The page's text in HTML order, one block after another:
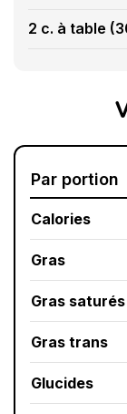
2 c. à table
Par portion
Calories
Gras
Gras saturés
Gras trans
Glucides